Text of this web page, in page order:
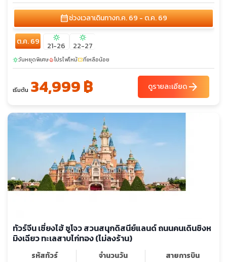
calendar_monthช่วงเวลาเดินทางก.ค. 69 - ต.ค. 69
ต.ค. 69 sunny
21-26
sunny
22-27
sunnyวันหยุดพิเศษlocal_fire_departmentโปรไฟไหม้confirmation_numberที่เหลือน้อย
เริ่มต้น 34,999 ฿ ดูรายละเอียดarrow_forward
ทัวร์จีน เซี่ยงไฮ้ ซูโจว สวนสนุกดิสนีย์แลนด์ ถนนคนเดินชิงห
มิงเฉียว ทะเลสาบไก่ทอง (ไม่ลงร้าน)
รหัสทัวร์
จำนวนวัน
สายการบิน